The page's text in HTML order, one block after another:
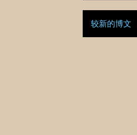
较新的博文